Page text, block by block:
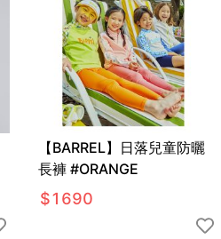
【BARREL】日落兒童防曬
長褲 #ORANGE
$1690